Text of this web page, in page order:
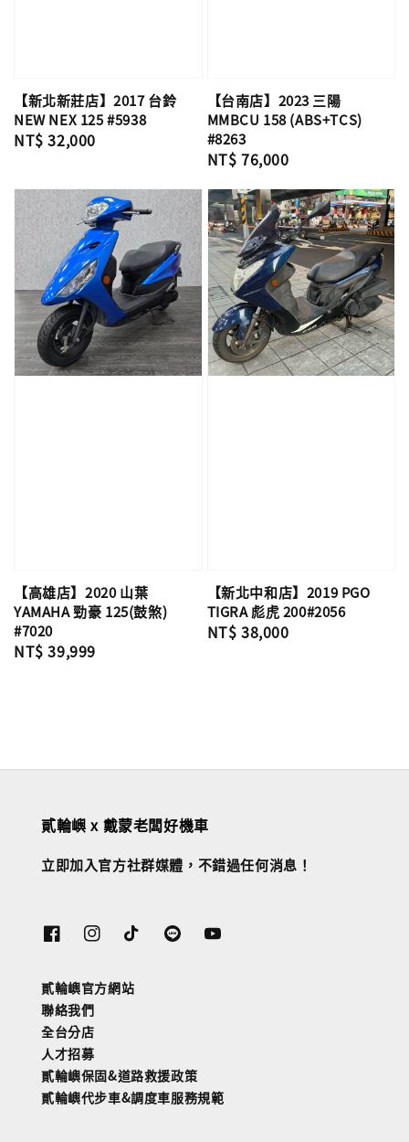
【新北新莊店】2017 台鈴
NEW NEX 125 #5938
Regular
NT$ 32,000
【台南店】2023 三陽
MMBCU 158 (ABS+TCS)
#8263
Regular
NT$ 76,000
【高雄店】2020 山葉
YAMAHA 勁豪 125(鼓煞)
#7020
Regular
NT$ 39,999
【新北中和店】2019 PGO
TIGRA 彪虎 200#2056
Regular
NT$ 38,000
貳輪嶼 x 戴蒙老闆好機車
立即加入官方社群媒體，不錯過任何消息！
貳輪嶼官方網站
聯絡我們
全台分店
人才招募
貳輪嶼保固&道路救援政策
貳輪嶼代步車&調度車服務規範